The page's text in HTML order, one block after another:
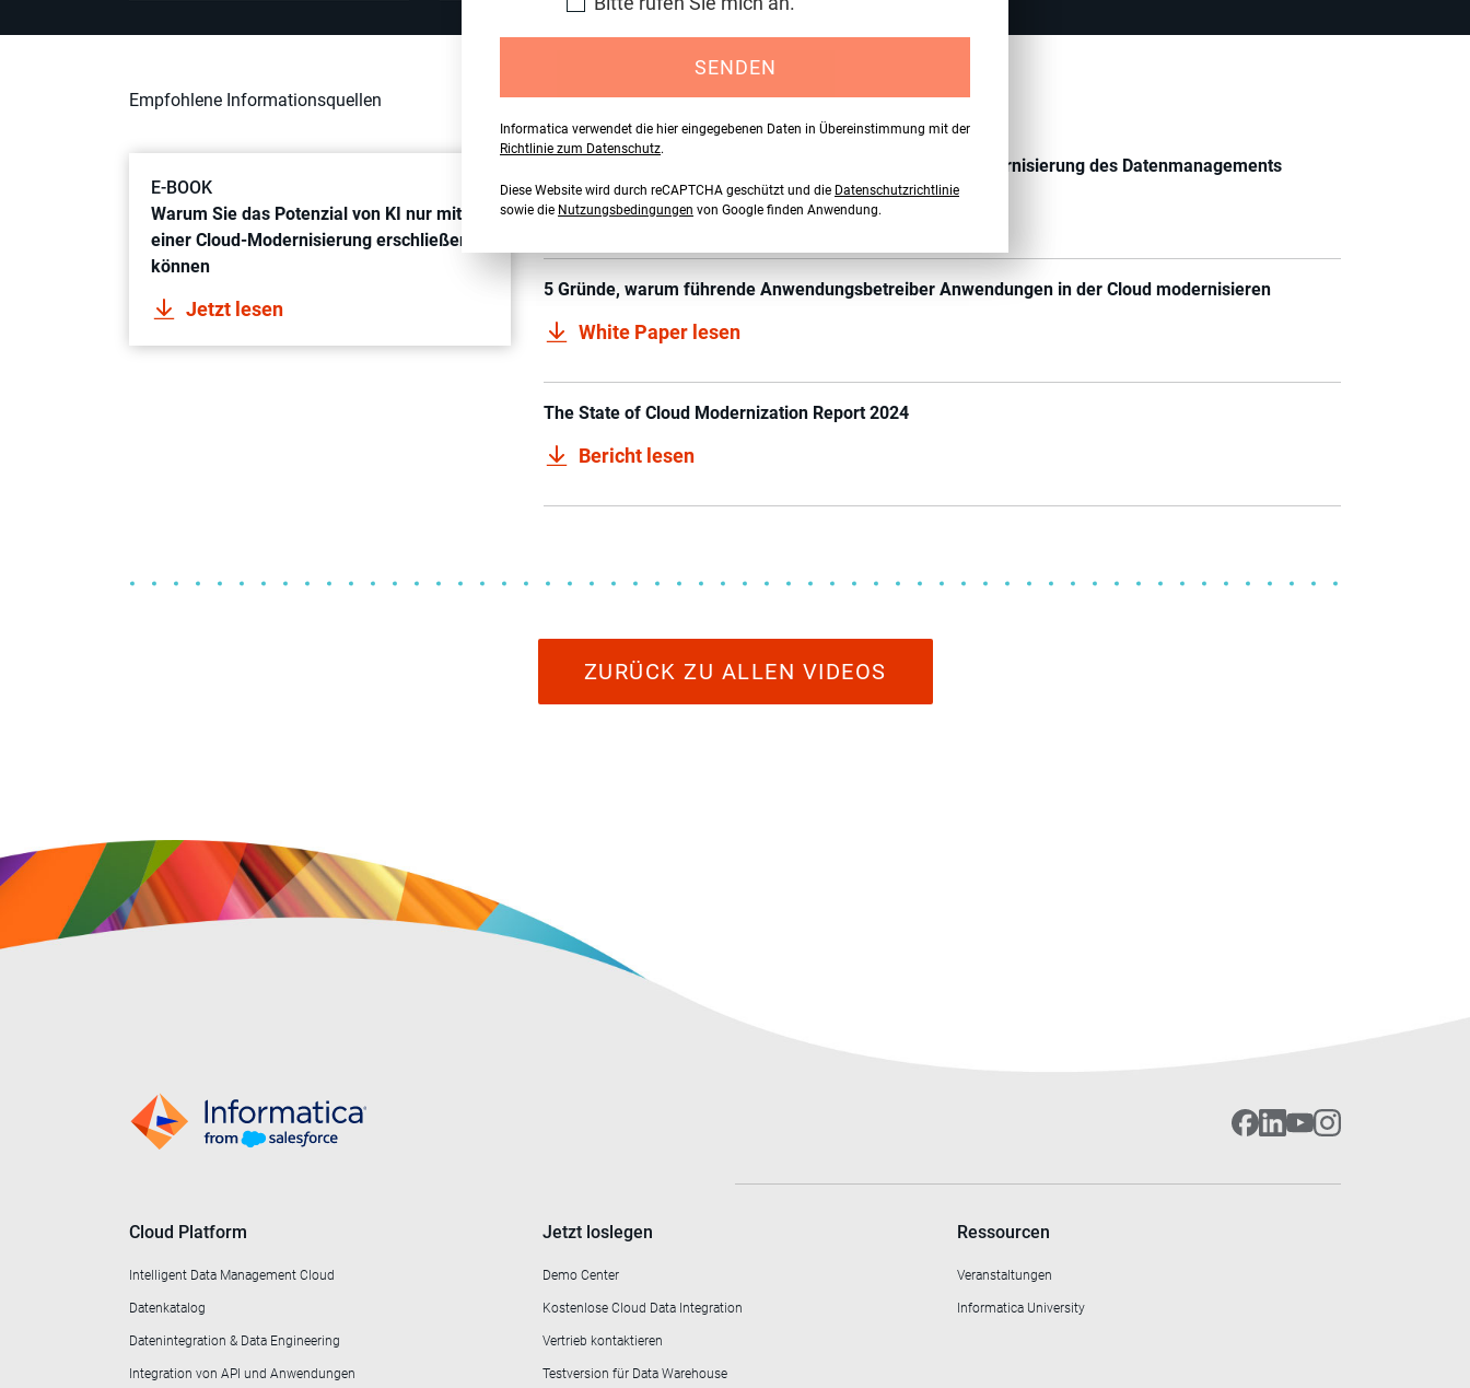
SENDEN
Informatica verwendet die hier eingegebenen Daten in Übereinstimmung mit der
Richtlinie zum Datenschutz.
Diese Website wird durch reCAPTCHA geschützt und die Datenschutzrichtlinie
sowie die Nutzungsbedingungen von Google finden Anwendung.
Analytics zu verbessern
Empfohlene Informationsquellen
E-BOOK
Warum Sie das Potenzial von KI nur mit
einer Cloud-Modernisierung erschließen
können
Jetzt lesen
Von PowerCenter in die Cloud: Best Practices für die Modernisierung des Datenmanagements
White Paper lesen
5 Gründe, warum führende Anwendungsbetreiber Anwendungen in der Cloud modernisieren
White Paper lesen
The State of Cloud Modernization Report 2024
Bericht lesen
ZURÜCK ZU ALLEN VIDEOS
Cloud Platform
Intelligent Data Management Cloud
Datenkatalog
Datenintegration & Data Engineering
Integration von API und Anwendungen
Jetzt loslegen
Demo Center
Kostenlose Cloud Data Integration
Vertrieb kontaktieren
Testversion für Data Warehouse
Ressourcen
Veranstaltungen
Informatica University